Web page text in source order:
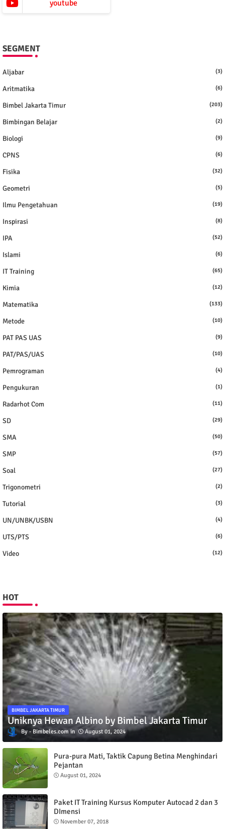
youtube
SEGMENT
Aljabar (3)
Aritmatika (6)
Bimbel Jakarta Timur (203)
Bimbingan Belajar (2)
Biologi (9)
CPNS (6)
Fisika (32)
Geometri (5)
Ilmu Pengetahuan (19)
Inspirasi (8)
IPA (52)
Islami (6)
IT Training (65)
Kimia (12)
Matematika (133)
Metode (10)
PAT PAS UAS (9)
PAT/PAS/UAS (10)
Pemrograman (4)
Pengukuran (1)
Radarhot Com (11)
SD (29)
SMA (50)
SMP (57)
Soal (27)
Trigonometri (2)
Tutorial (3)
UN/UNBK/USBN (4)
UTS/PTS (6)
Video (12)
HOT
BIMBEL JAKARTA TIMUR
Uniknya Hewan Albino by Bimbel Jakarta Timur
Bimbeles.com August 01, 2024
Pura-pura Mati, Taktik Capung Betina Menghindari
Pejantan
August 01, 2024
Paket IT Training Kursus Komputer Autocad 2 dan 3
DImensi
November 07, 2018